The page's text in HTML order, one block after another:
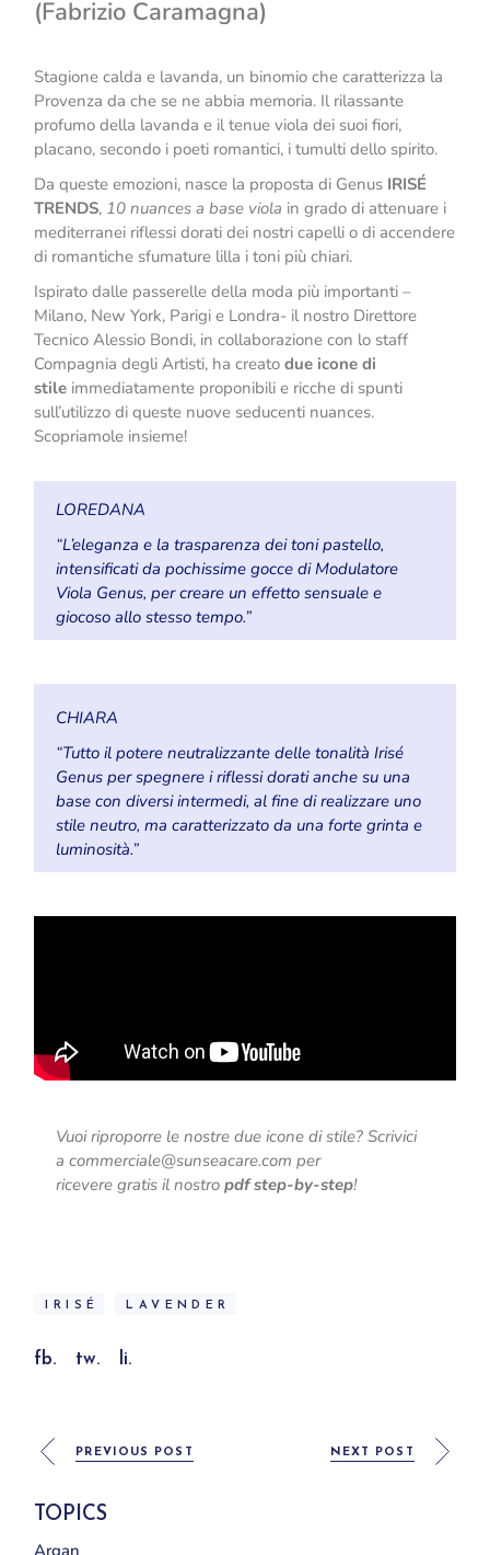
(Fabrizio Caramagna)
Stagione calda e lavanda, un binomio che caratterizza la
Provenza da che se ne abbia memoria. Il rilassante
profumo della lavanda e il tenue viola dei suoi fiori,
placano, secondo i poeti romantici, i tumulti dello spirito.
Da queste emozioni, nasce la proposta di Genus IRISÉ
TRENDS, 10 nuances a base viola in grado di attenuare i
mediterranei riflessi dorati dei nostri capelli o di accendere
di romantiche sfumature lilla i toni più chiari.
Ispirato dalle passerelle della moda più importanti –
Milano, New York, Parigi e Londra- il nostro Direttore
Tecnico Alessio Bondi, in collaborazione con lo staff
Compagnia degli Artisti, ha creatodue icone di
stile immediatamente proponibili e ricche di spunti
sull’utilizzo di queste nuove seducenti nuances.
Scopriamole insieme!
LOREDANA
“L’eleganza e la trasparenza dei toni pastello,
intensificati da pochissime gocce di Modulatore
Viola Genus, per creare un effetto sensuale e
giocoso allo stesso tempo.”
CHIARA
“Tutto il potere neutralizzante delle tonalità Irisé
Genus per spegnere i riflessi dorati anche su una
base con diversi intermedi, al fine di realizzare uno
stile neutro, ma caratterizzato da una forte grinta e
luminosità.”
Vuoi riproporre le nostre due icone di stile? Scrivici
acommerciale@sunseacare.com per
ricevere gratis il nostropdf step-by-step!
IRISÉ LAVENDER
fb. tw. li.
PREVIOUS POST NEXT POST
TOPICS
Argan